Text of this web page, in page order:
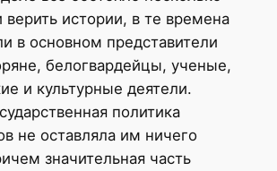
верить истории, в те времена
в основном представители
белогвардейцы, ученые,
и культурные деятели.
политика
не оставляла им ничего
значительная часть